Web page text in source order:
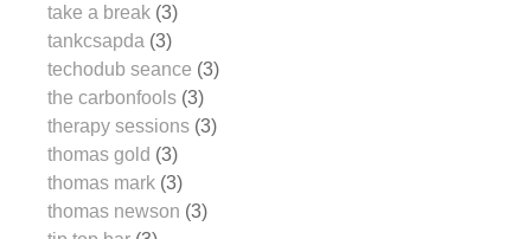
take a break (3)
tankcsapda (3)
techodub seance (3)
the carbonfools (3)
therapy sessions (3)
thomas gold (3)
thomas mark (3)
thomas newson (3)